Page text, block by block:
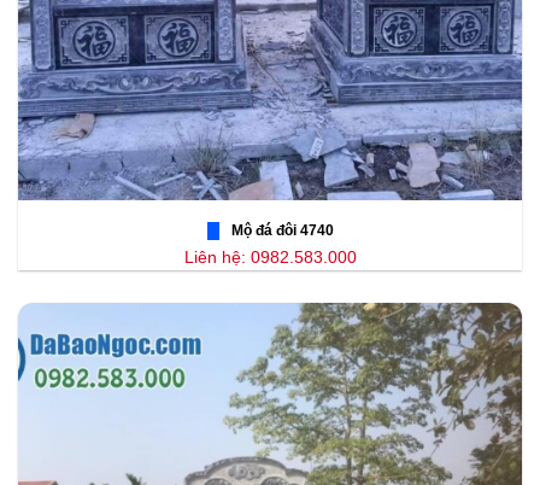
Mộ đá đôi 4740
Liên hệ: 0982.583.000